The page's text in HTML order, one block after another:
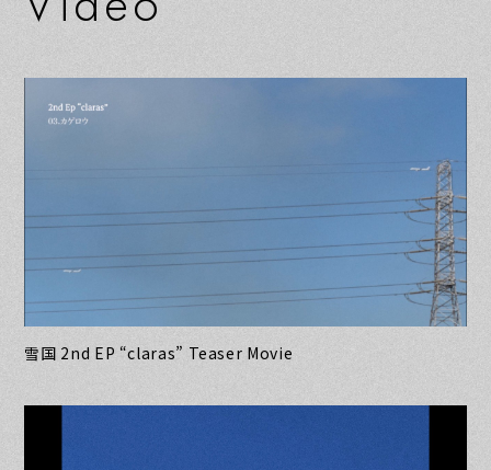
雪国 2nd EP “claras” Teaser Movie